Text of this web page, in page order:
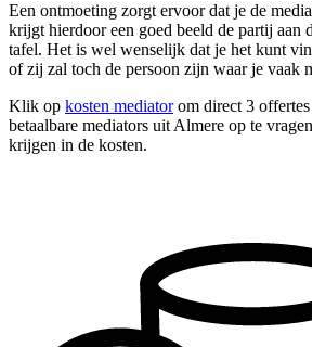
Een ontmoeting zorgt ervoor dat je de
krijgt hierdoor een goed beeld de partij aan
tafel. Het is wel wenselijk dat je het kunt
of zij zal toch de persoon zijn waar je vaak
Klik op kosten mediatorom direct 3
betaalbare mediators uit Almere op te
krijgen in de kosten.